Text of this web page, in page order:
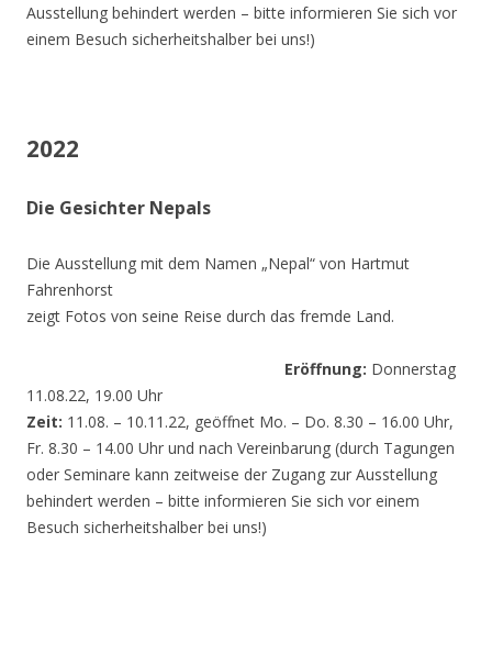
Ausstellung behindert werden – bitte informieren Sie sich vor
einem Besuch sicherheitshalber bei uns!)
2022
Die Gesichter Nepals
Die Ausstellung mit dem Namen „Nepal“ von Hartmut
Fahrenhorst
zeigt Fotos von seine Reise durch das fremde Land.
Eröffnung: Donnerstag
11.08.22, 19.00 Uhr
Zeit: 11.08. – 10.11.22, geöffnet Mo. – Do. 8.30 – 16.00 Uhr,
Fr. 8.30 – 14.00 Uhr und nach Vereinbarung (durch Tagungen
oder Seminare kann zeitweise der Zugang zur Ausstellung
behindert werden – bitte informieren Sie sich vor einem
Besuch sicherheitshalber bei uns!)